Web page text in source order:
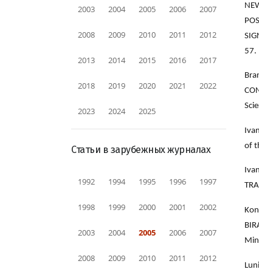
2003 2004 2005 2006 2007
2008 2009 2010 2011 2012
2013 2014 2015 2016 2017
2018 2019 2020 2021 2022
2023 2024 2025
Статьи в зарубежных журналах
1992 1994 1995 1996 1997
1998 1999 2000 2001 2002
2003 2004 2005 2006 2007
2008 2009 2010 2011 2012
57.
of